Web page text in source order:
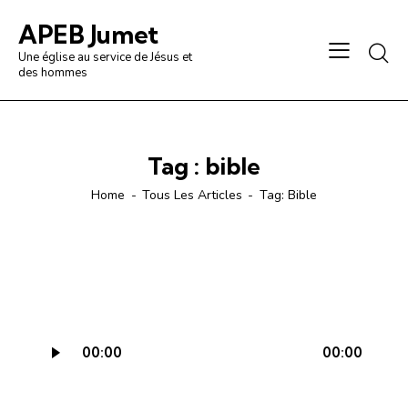
APEB Jumet
Une église au service de Jésus et
des hommes
Tag : bible
Home Tous Les Articles Tag: Bible
audio
00:00 00:00